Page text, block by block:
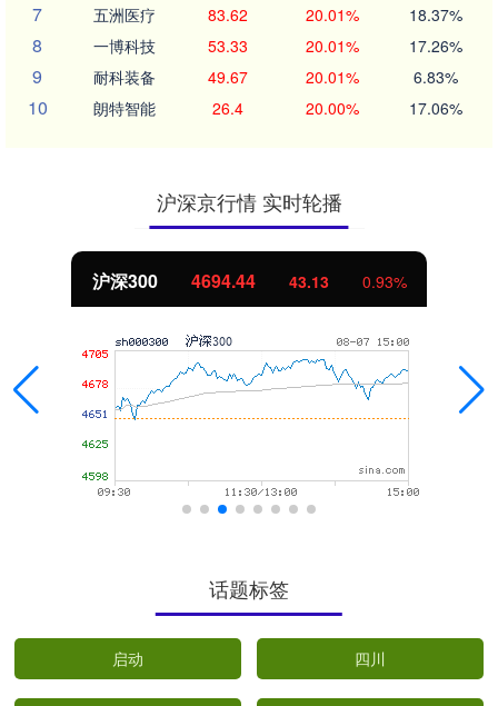
7 五洲医疗 83.62 20.01% 18.37%
8 一博科技 53.33 20.01% 17.26%
9 耐科装备 49.67 20.01% 6.83%
10 朗特智能 26.4 20.00% 17.06%
沪深京行情 实时轮播
沪深300 4694.44 43.13 0.93%
话题标签
启动 四川